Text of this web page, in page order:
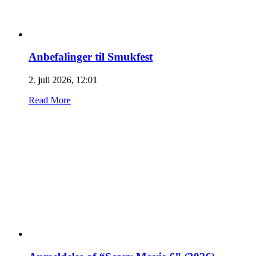
Anbefalinger til Smukfest
2. juli 2026, 12:01
Read More